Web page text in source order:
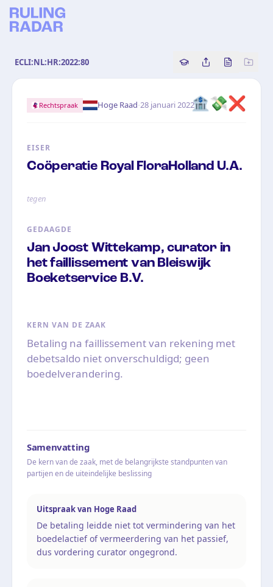
ECLI:NL:HR:2022:80 Copy source
Share this
Bekijk
🏦💸❌
Rechtspraak Hoge Raad·28 januari 2022
EISER
Coöperatie Royal FloraHolland U.A.
tegen
GEDAAGDE
Jan Joost Wittekamp, curator in
het faillissement van Bleiswijk
Boeketservice B.V.
KERN VAN DE ZAAK
Betaling na faillissement van rekening met
debetsaldo niet onverschuldigd; geen
boedelverandering.
Samenvatting
De kern van de zaak, met de belangrijkste standpunten van
partijen en de uiteindelijke beslissing
Uitspraak van Hoge Raad
De betaling leidde niet tot vermindering van het
boedelactief of vermeerdering van het passief,
dus vordering curator ongegrond.